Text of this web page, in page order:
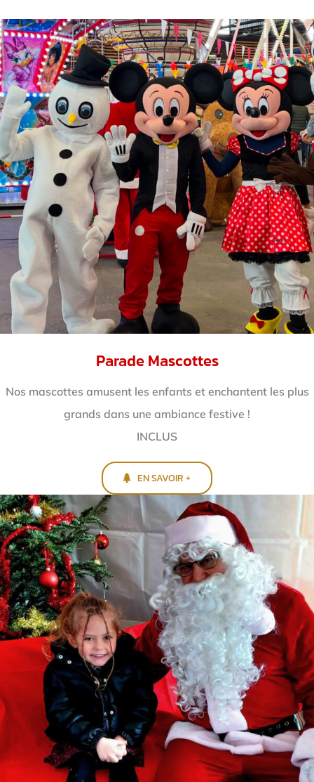
Parade Mascottes
Nos mascottes amusent les enfants et enchantent les plus
grands dans une ambiance festive !
INCLUS
EN SAVOIR +